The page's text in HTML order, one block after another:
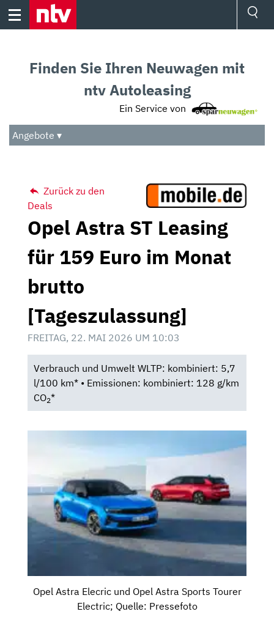
Skip
Audio
Das Beste
Finden Sie Ihren Neuwagen mit
ntv Autoleasing
Ein Service von
Angebote ▾
Zurück zu den
Deals
Opel Astra ST Leasing
für 159 Euro im Monat
brutto
[Tageszulassung]
FREITAG, 22. MAI 2026 UM 10:03
Verbrauch und Umwelt WLTP: kombiniert: 5,7
l/100 km* • Emissionen: kombiniert: 128 g/km
CO2*
Opel Astra Elecric und Opel Astra Sports Tourer
Electric; Quelle: Pressefoto